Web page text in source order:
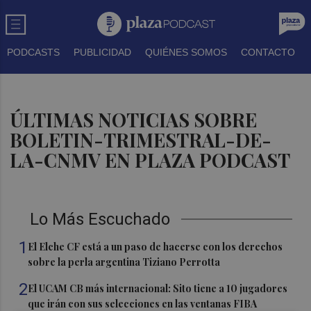
PODCASTS PUBLICIDAD QUIÉNES SOMOS CONTACTO
ÚLTIMAS NOTICIAS SOBRE
BOLETIN-TRIMESTRAL-DE-
LA-CNMV EN PLAZA PODCAST
Lo Más Escuchado
1 El Elche CF está a un paso de hacerse con los derechos
sobre la perla argentina Tiziano Perrotta
2El UCAM CB más internacional: Sito tiene a 10 jugadores
que irán con sus selecciones en las ventanas FIBA